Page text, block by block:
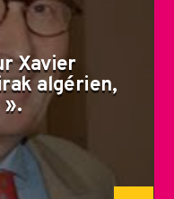
Xavier
algérien,
».